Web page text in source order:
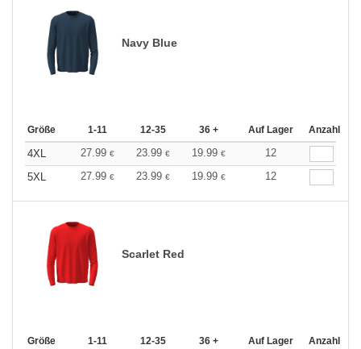
Navy Blue
Größe 1-11 12-35 36 + Auf Lager Anzahl
4XL 27.99 € 23.99 € 19.99 €
12
5XL
27.99 € 23.99 € 19.99 € 12
Scarlet Red
Größe 1-11 12-35 36 + Auf Lager Anzahl